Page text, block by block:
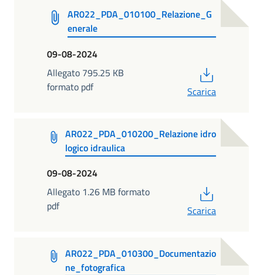
AR022_PDA_010100_Relazione_G
enerale
09-08-2024
Allegato 795.25 KB
formato pdf
Scarica
AR022_PDA_010200_Relazione idro
logico idraulica
09-08-2024
Allegato 1.26 MB formato
pdf
Scarica
AR022_PDA_010300_Documentazio
ne_fotografica